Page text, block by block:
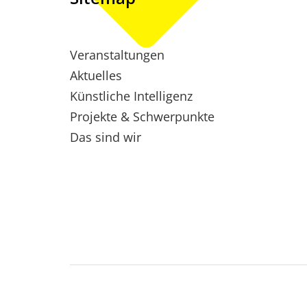
Veranstaltungen
Aktuelles
Künstliche Intelligenz
Projekte & Schwerpunkte
Das sind wir